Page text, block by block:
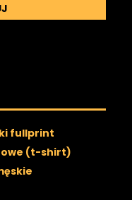
fullprint
(t-shirt)